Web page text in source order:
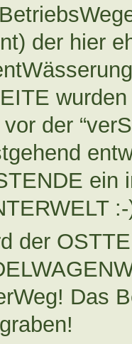
der hier
der
ein
der
Das